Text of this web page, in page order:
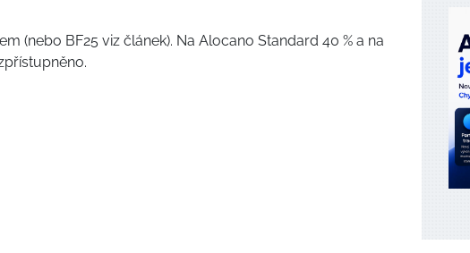
(nebo BF25 viz článek). Na Alocano Standard 40 % a na